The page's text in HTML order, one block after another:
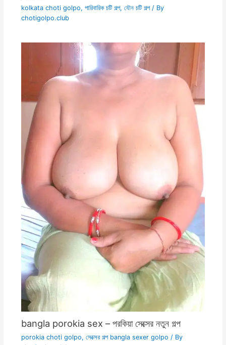
kolkata choti golpo, পারিবারিক চটি গল্প, যৌন চটি গল্প/ By
chotigolpo.club
bangla porokia sex – পরকিয়া সেক্সের নতুন গল্প
porokia choti golpo, সেক্সের গল্প bangla sexer golpo / By